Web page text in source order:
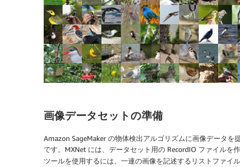
画像データセットの準備
Amazon SageMaker の物体検出アルゴリズムに画像データを
です。MXNet には、データセット用の RecordIO ファイルを
ツールを使用するには、一連の画像を記述するリストファイル